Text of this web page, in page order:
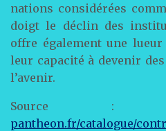
nations considérées
doigt le déclin des
offre également une
leur capacité à devenir
l’avenir.
Source
pantheon.fr/catalogue/